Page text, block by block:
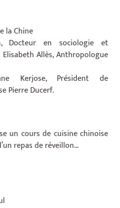
la Chine
Docteur en sociologie et
Allès, Anthropologue
Kerjose, Président de
Pierre Ducerf.
un cours de cuisine chinoise
repas de réveillon…